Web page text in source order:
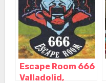
Escape Room 666
Valladolid,